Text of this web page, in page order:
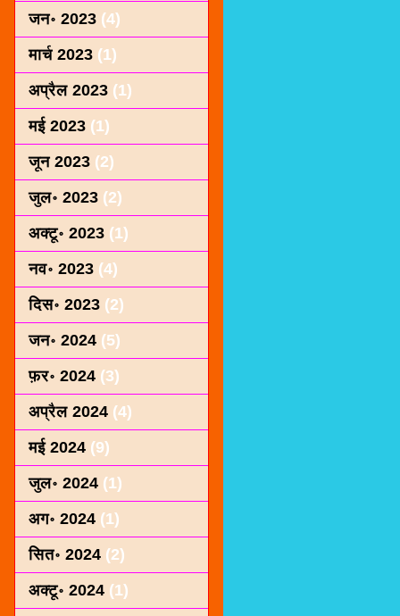
जन॰ 2023 (4)
मार्च 2023 (1)
अप्रैल 2023 (1)
मई 2023 (1)
जून 2023 (2)
जुल॰ 2023 (2)
अक्टू॰ 2023 (1)
नव॰ 2023 (4)
दिस॰ 2023 (2)
जन॰ 2024 (5)
फ़र॰ 2024 (3)
अप्रैल 2024 (4)
मई 2024 (9)
जुल॰ 2024 (1)
अग॰ 2024 (1)
सित॰ 2024 (2)
अक्टू॰ 2024 (1)